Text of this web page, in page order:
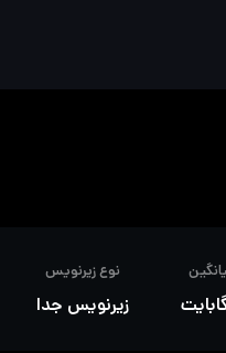
نوع زیرنویس
زیرنویس جدا